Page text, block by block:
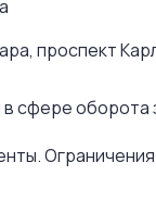
проспект
сфере оборота